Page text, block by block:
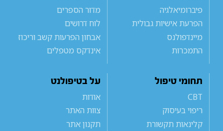
פיברומיאלגיה
הפרעת אישיות גבולית
מיינדפולנס
התמכרות
מדור הספרים
לוח דרושים
אבחון הפרעות קשב וריכוז
אינדקס מטפלים
תחומי טיפול
CBT
ריפוי בעיסוק
קלינאות תקשורת
על בטיפולנט
אודות
צוות האתר
תקנון אתר